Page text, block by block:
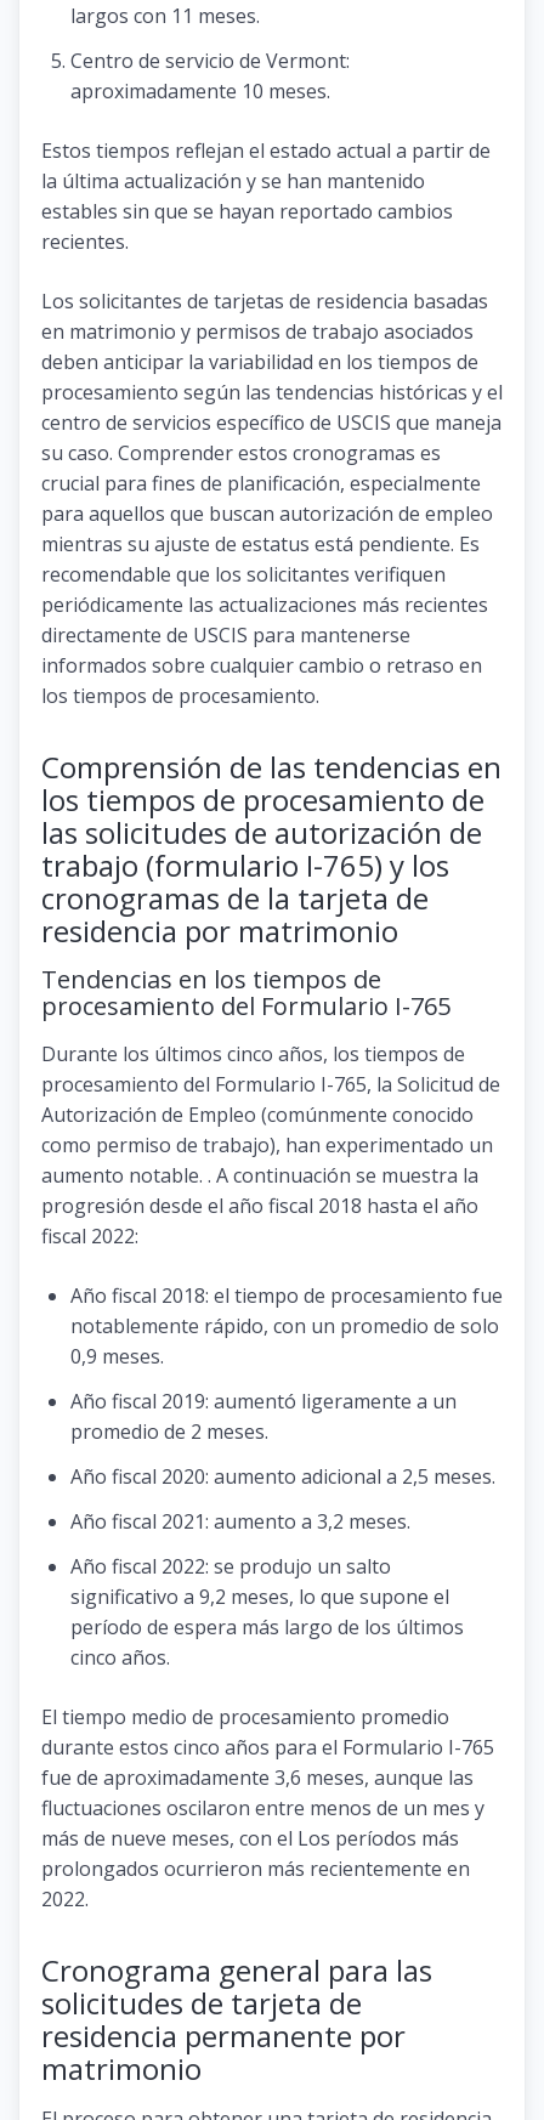
largos con 11 meses.
Centro de servicio de Vermont:
aproximadamente 10 meses.
Estos tiempos reflejan el estado actual a partir de
la última actualización y se han mantenido
estables sin que se hayan reportado cambios
recientes.
Los solicitantes de tarjetas de residencia basadas
en matrimonio y permisos de trabajo asociados
deben anticipar la variabilidad en los tiempos de
procesamiento según las tendencias históricas y el
centro de servicios específico de USCIS que maneja
su caso. Comprender estos cronogramas es
crucial para fines de planificación, especialmente
para aquellos que buscan autorización de empleo
mientras su ajuste de estatus está pendiente. Es
recomendable que los solicitantes verifiquen
periódicamente las actualizaciones más recientes
directamente de USCIS para mantenerse
informados sobre cualquier cambio o retraso en
los tiempos de procesamiento.
Comprensión de las tendencias en
los tiempos de procesamiento de
las solicitudes de autorización de
trabajo (formulario I-765) y los
cronogramas de la tarjeta de
residencia por matrimonio
Tendencias en los tiempos de
procesamiento del Formulario I-765
Durante los últimos cinco años, los tiempos de
procesamiento del Formulario I-765, la Solicitud de
Autorización de Empleo (comúnmente conocido
como permiso de trabajo), han experimentado un
aumento notable. . A continuación se muestra la
progresión desde el año fiscal 2018 hasta el año
fiscal 2022:
Año fiscal 2018: el tiempo de procesamiento fue
notablemente rápido, con un promedio de solo
0,9 meses.
Año fiscal 2019: aumentó ligeramente a un
promedio de 2 meses.
Año fiscal 2020: aumento adicional a 2,5 meses.
Año fiscal 2021: aumento a 3,2 meses.
Año fiscal 2022: se produjo un salto
significativo a 9,2 meses, lo que supone el
período de espera más largo de los últimos
cinco años.
El tiempo medio de procesamiento promedio
durante estos cinco años para el Formulario I-765
fue de aproximadamente 3,6 meses, aunque las
fluctuaciones oscilaron entre menos de un mes y
más de nueve meses, con el Los períodos más
prolongados ocurrieron más recientemente en
2022.
Cronograma general para las
solicitudes de tarjeta de
residencia permanente por
matrimonio